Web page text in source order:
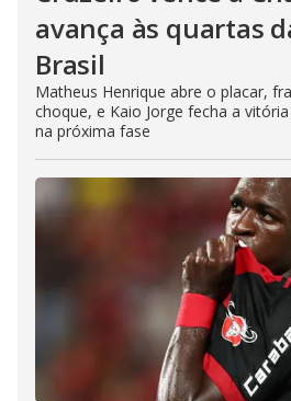
avança às quartas
Brasil
Matheus Henrique abre o placar,
choque, e Kaio Jorge fecha a
na próxima fase